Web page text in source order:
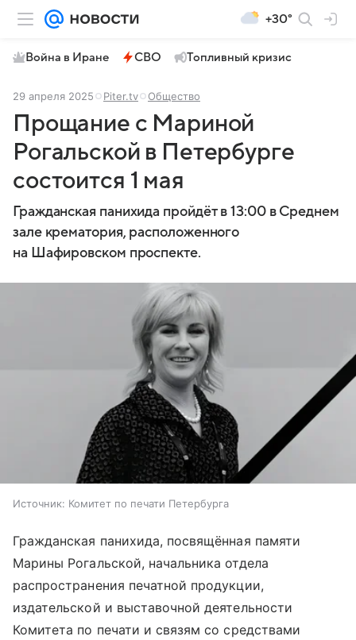
+30°
Война в Иране СВО Топливный кризис
29 апреля 2025 Piter.tv Общество
Прощание с Мариной
Рогальской в Петербурге
состоится 1 мая
Гражданская панихида пройдёт в 13:00 в Среднем
зале крематория, расположенного
на Шафировском проспекте.
Источник: Комитет по печати Петербурга
Гражданская панихида, посвящённая памяти
Марины Рогальской, начальника отдела
распространения печатной продукции,
издательской и выставочной деятельности
Комитета по печати и связям со средствами